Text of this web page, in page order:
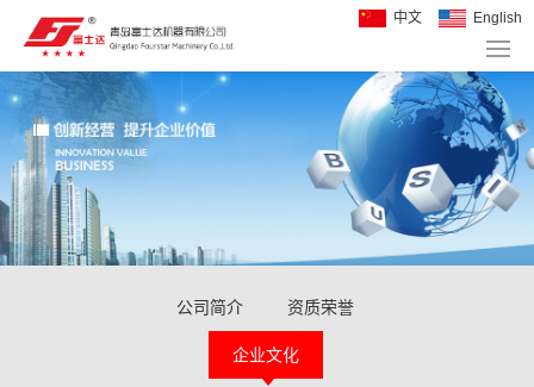
中文 English
公司简介 资质荣誉
企业文化